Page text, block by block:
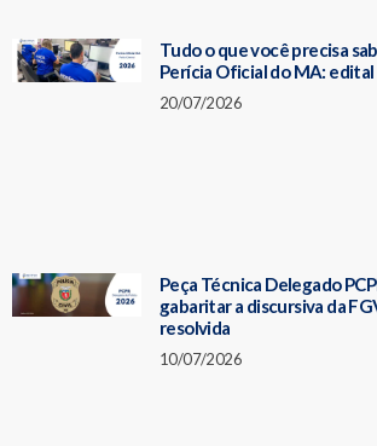
Tudo o que você precisa
Perícia Oficial do MA:
20/07/2026
Peça Técnica Delegado
gabaritar a discursiva da
resolvida
10/07/2026